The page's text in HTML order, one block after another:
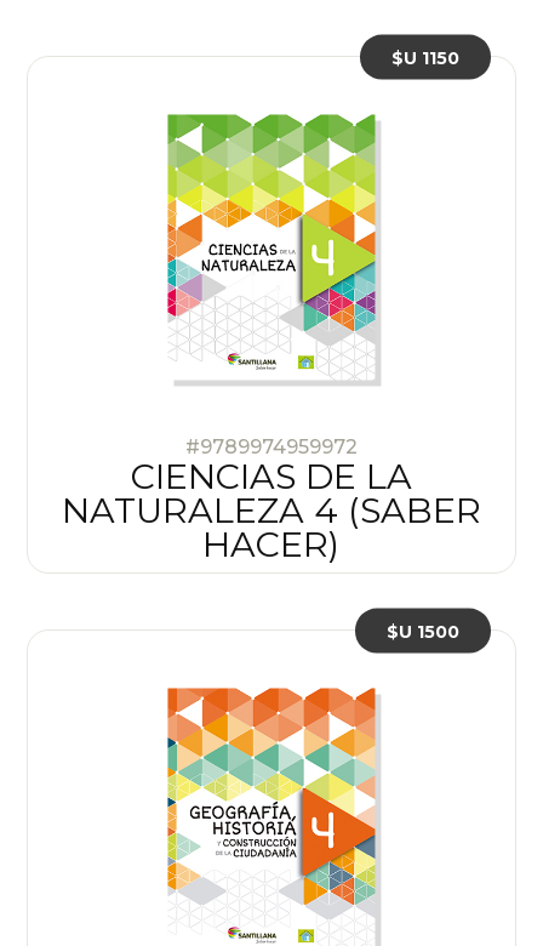
#9789974959972
CIENCIAS DE LA
NATURALEZA 4 (SABER
HACER)
$U 1150
$U 1500